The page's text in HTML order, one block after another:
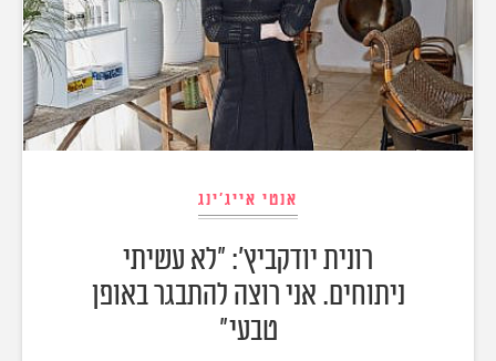
אנטי אייג'ינג
רונית יודקביץ': "לא עשיתי
ניתוחים. אני רוצה להתבגר באופן
טבעי"